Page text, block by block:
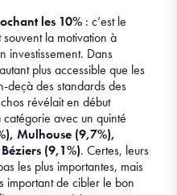
les 10% : c’est le
souvent la motivation à
investissement. Dans
plus accessible que les
deçà des standards des
révélait en début
avec un quinté
Mulhouse (9,7%),
(9,1%). Certes, leurs
les plus importantes, mais
important de cibler le bon